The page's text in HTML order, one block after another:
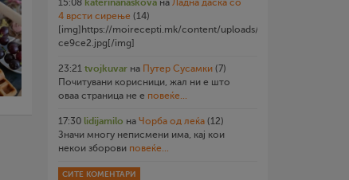
15:08 katerinanaskova на Ладна даска со
4 врсти сирење (14)
[img]https://moirecepti.mk/content/uploads/2026/07/
ce9ce2.jpg[/img]
23:21 tvojkuvar на Путер Сусамки (7)
Почитувани корисници, жал ни е што
оваа страница не е повеќе...
17:30 lidijamilo на Чорба од леќа (12)
Значи многу неписмени има, кај кои
некои зборови повеќе...
СИТЕ КОМЕНТАРИ